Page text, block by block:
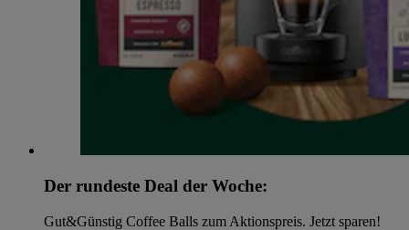
Der rundeste Deal der Woche:
Gut&Günstig Coffee Balls zum Aktionspreis. Jetzt sparen!